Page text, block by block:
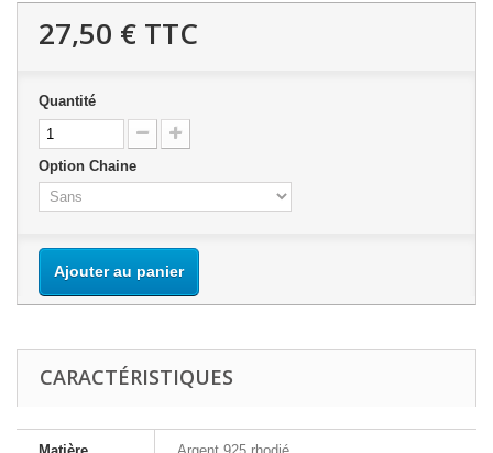
27,50 € TTC
Quantité
Option Chaine
Ajouter au panier
CARACTÉRISTIQUES